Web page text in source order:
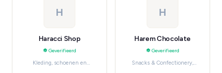
H
Haracci Shop
Geverifieerd
Kleding, schoenen en
H
Harem Chocolate
Geverifieerd
Snacks & Confectionery,